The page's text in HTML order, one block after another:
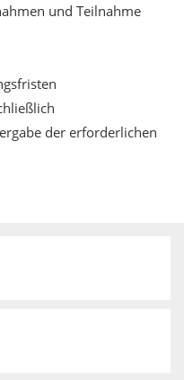
und Teilnahme
der erforderlichen